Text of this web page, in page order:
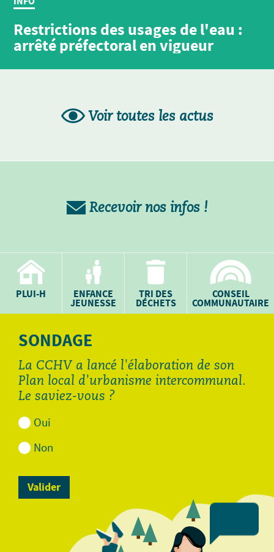
Restrictions des usages de l'eau :
arrêté préfectoral en vigueur
PLUI-H ENFANCE
JEUNESSE
TRI DES
DÉCHETS
CONSEIL
COMMUNAUTAIRE
Voir toutes les actus
Recevoir nos infos !
SONDAGE
La CCHV a lancé l'élaboration de son
Plan local d'urbanisme intercommunal.
Le saviez-vous ?
Oui
Non